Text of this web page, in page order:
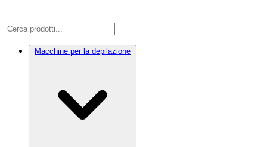
Macchine per la depilazione